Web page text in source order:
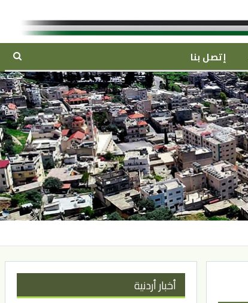
إتصل بنا
أخبار أردنية